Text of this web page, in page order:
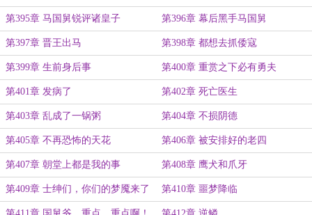
第395章 马国舅锐评诸皇子 第396章 幕后黑手马国舅
第397章 晋王出马 第398章 都想去抓倭寇
第399章 生前身后事 第400章 重赏之下必有勇夫
第401章 发病了 第402章 死亡医生
第403章 乱成了一锅粥 第404章 不损阴德
第405章 不再恐怖的天花 第406章 被安排好的老四
第407章 朝堂上都是我的事 第408章 鹰犬和爪牙
第409章 士绅们，你们的梦魇来了 第410章 噩梦降临